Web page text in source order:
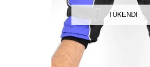
TÜKENDI